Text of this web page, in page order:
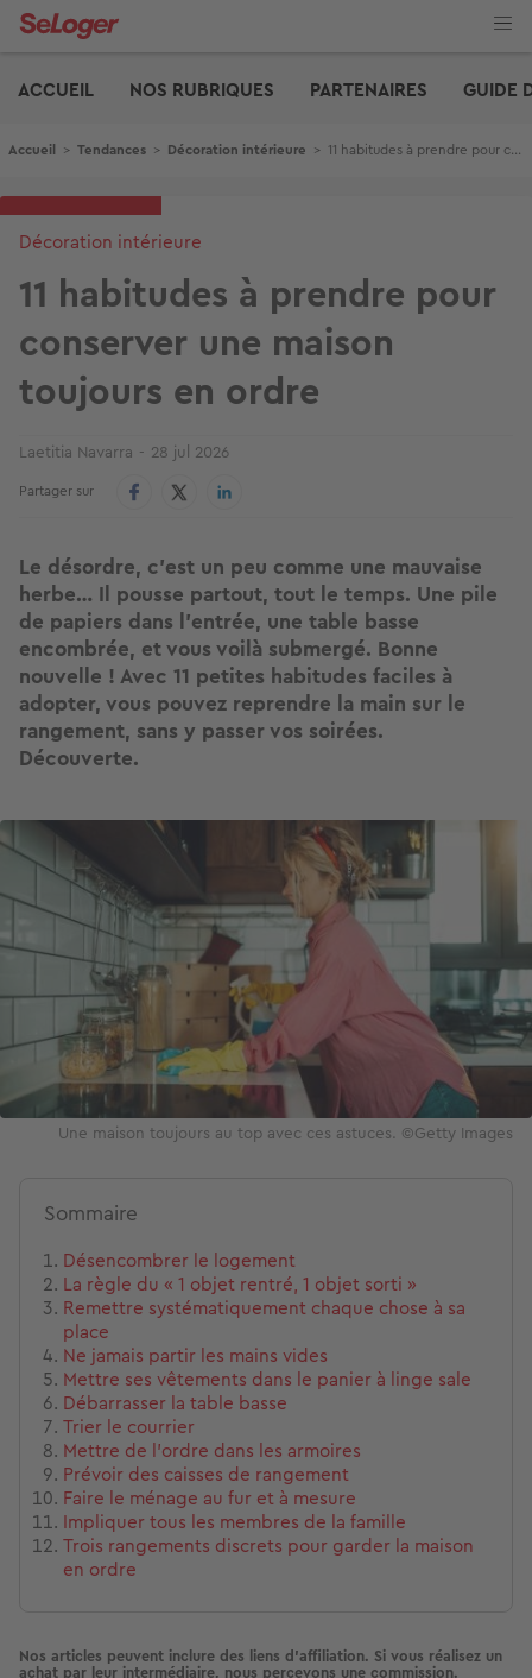
Aller
ACCUEIL
NOS RUBRIQUES PARTENAIRES GUIDE
Fil d'Ariane
Accueil > Tendances > Décoration intérieure > 11 habitudes à prendre pour conserver une maison toujours en ordre
Décoration intérieure
11 habitudes à prendre pour
conserver une maison
toujours en ordre
Laetitia Navarra 28 jul 2026
Partager sur
Le désordre, c’est un peu comme une mauvaise
herbe… Il pousse partout, tout le temps. Une pile
de papiers dans l’entrée, une table basse
encombrée, et vous voilà submergé. Bonne
nouvelle ! Avec 11 petites habitudes faciles à
adopter, vous pouvez reprendre la main sur le
rangement, sans y passer vos soirées.
Découverte.
Image
Une maison toujours au top avec ces astuces. ©Getty Images
Sommaire
Désencombrer le logement
La règle du « 1 objet rentré, 1 objet sorti »
Remettre systématiquement chaque chose à sa
place
Ne jamais partir les mains vides
Mettre ses vêtements dans le panier à linge sale
Débarrasser la table basse
Trier le courrier
Mettre de l’ordre dans les armoires
Prévoir des caisses de rangement
Faire le ménage au fur et à mesure
Impliquer tous les membres de la famille
Trois rangements discrets pour garder la maison
en ordre
Nos articles peuvent inclure des liens d'affiliation. Si vous réalisez un
achat par leur intermédiaire, nous percevons une commission.